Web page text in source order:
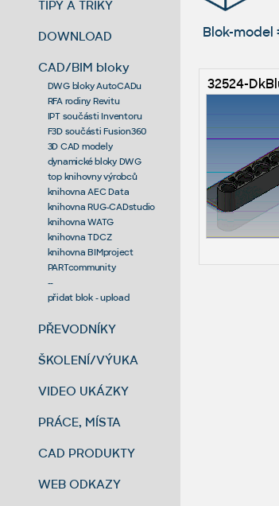
TIPY A TRIKY
DOWNLOAD
CAD/BIM bloky
DWG bloky AutoCADu
RFA rodiny Revitu
IPT součásti Inventoru
F3D součásti Fusion360
3D CAD modely
dynamické bloky DWG
top knihovny výrobců
knihovna AEC Data
knihovna RUG-CADstudio
knihovna WATG
knihovna TDCZ
knihovna BIMproject
PARTcommunity
--
přidat blok - upload
PŘEVODNÍKY
ŠKOLENÍ/VÝUKA
VIDEO UKÁZKY
PRÁCE, MÍSTA
CAD PRODUKTY
WEB ODKAZY
Blok-model
32524-